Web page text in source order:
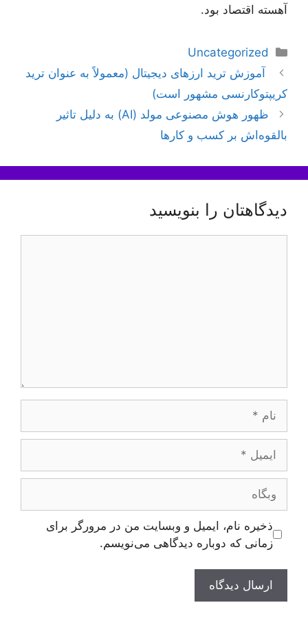
آهسته اقتصاد بود.
دسته‌ها
Uncategorized
ناوبری
نوشته‌ها
آموزش ترید ارزهای دیجیتال (معمولاً به عنوان ترید
کریپتوکارنسی مشهور است)
ظهور هوش مصنوعی مولد (AI) به دلیل تاثیر
بالقوه‌اش بر کسب و کارها
دیدگاهتان را بنویسید
وبگاه
ذخیره نام، ایمیل و وبسایت من در مرورگر برای
زمانی که دوباره دیدگاهی می‌نویسم.